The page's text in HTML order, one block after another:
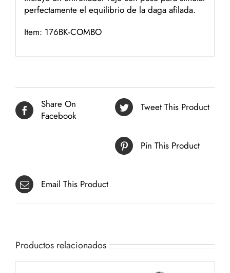
perfectamente el equilibrio de la daga afilada.
Item: 176BK-COMBO
Share On
Facebook
Tweet This Product
Pin This Product
Email This Product
Productos relacionados